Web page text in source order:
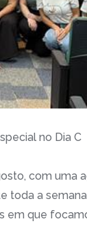
no Dia C
com
toda a
em que